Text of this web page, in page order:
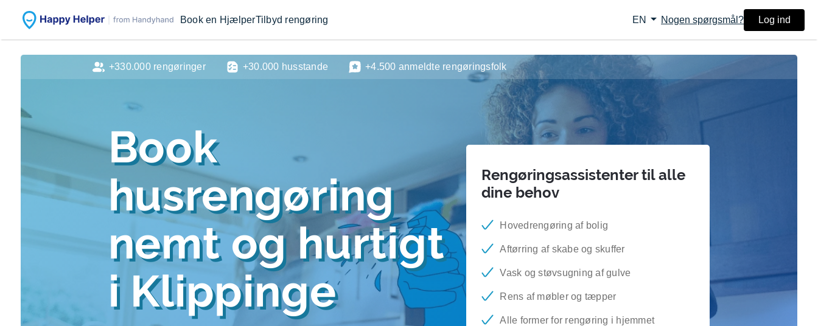
Book en HjælperTilbyd rengøring EN arrow_drop_down Nogen spørgsmål? Log ind
Book
husrengøring
nemt og hurtigt
i Klippinge
Rengøringsassistenter til alle
dine behov
Hovedrengøring af bolig
Aftørring af skabe og skuffer
Vask og støvsugning af gulve
Rens af møbler og tæpper
Alle former for rengøring i hjemmet
+330.000 rengøringer +30.000 husstande +4.500 anmeldte rengøringsfolk